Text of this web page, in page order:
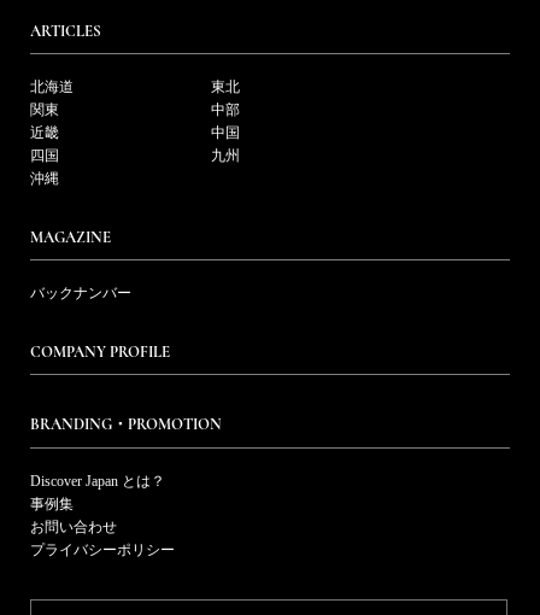
ARTICLES
北海道
東北
関東
中部
近畿
中国
四国
九州
沖縄
MAGAZINE
バックナンバー
COMPANY PROFILE
BRANDING・PROMOTION
Discover Japan とは？
事例集
お問い合わせ
プライバシーポリシー